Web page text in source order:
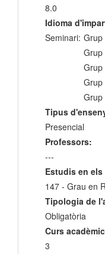
8.0
Idioma
Seminari: Grup
Grup
Grup
Grup
Grup
Tipus
Presencial
Professors:
---
Estudis en
147 - Grau en
Tipologia de
Obligatòria
Curs
3